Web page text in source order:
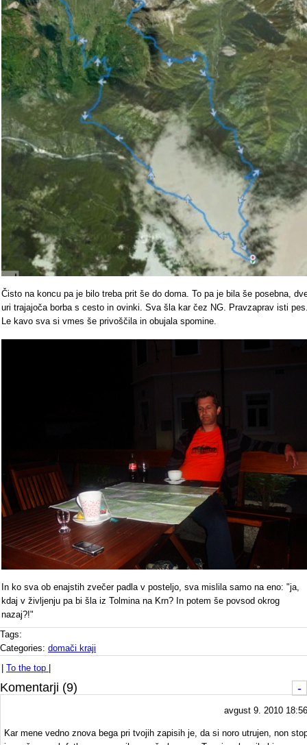
Čisto na koncu pa je bilo treba prit še do doma. To pa je bila še posebna,
uri trajajoča borba s cesto in ovinki. Sva šla kar čez NG. Pravzaprav isti
Le kavo sva si vmes še privoščila in obujala spomine.
In ko sva ob enajstih zvečer padla v posteljo, sva mislila samo na eno: "ja,
kdaj v življenju pa bi šla iz Tolmina na Krn? In potem še povsod okrog
nazaj?!"
Tags:
Categories: domači kraji
| To the top |
Komentarji (9) -
avgust 9. 2010 18:56
Kar mene vedno znova bega pri tvojih zapisih je, da si noro utrujen, non